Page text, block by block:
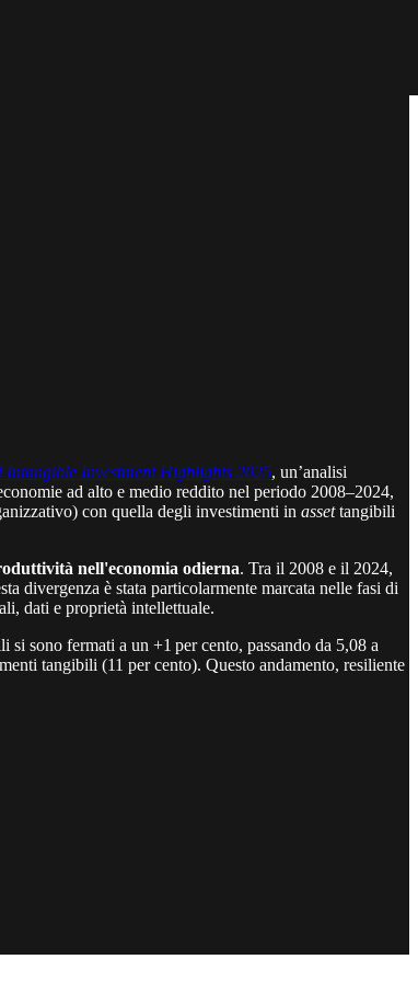
Intangible Investment Highlights 2025, un’analisi
ad alto e medio reddito nel periodo 2008–2024,
con quella degli investimenti in assettangibili
nell'economia odierna. Tra il 2008 e il 2024,
divergenza è stata particolarmente marcata nelle fasi di
dati e proprietà intellettuale.
sono fermati a un +1 per cento, passando da 5,08 a
tangibili (11 per cento). Questo andamento, resiliente